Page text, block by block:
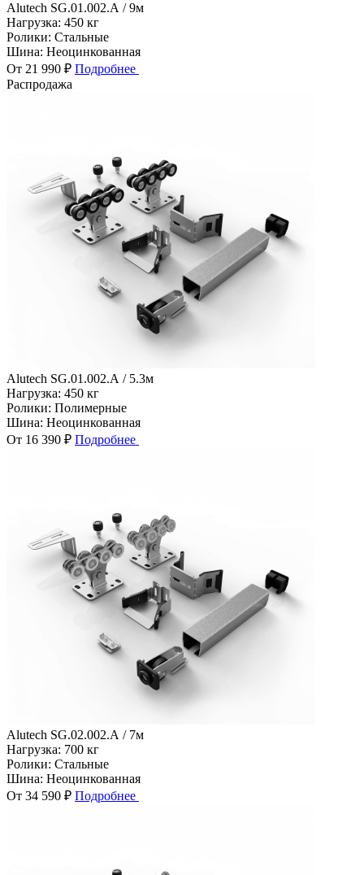
Alutech SG.01.002.А / 9м
Нагрузка: 450 кг
Ролики: Стальные
Шина: Неоцинкованная
От 21 990 ₽ Подробнее
Распродажа
Alutech SG.01.002.А / 5.3м
Нагрузка: 450 кг
Ролики: Полимерные
Шина: Неоцинкованная
От 16 390 ₽ Подробнее
Alutech SG.02.002.А / 7м
Нагрузка: 700 кг
Ролики: Стальные
Шина: Неоцинкованная
От 34 590 ₽ Подробнее